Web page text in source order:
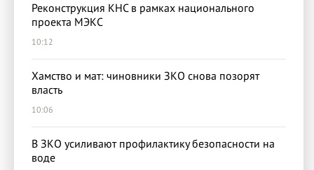
Реконструкция КНС в рамках национального
проекта МЭКС
10:12
Хамство и мат: чиновники ЗКО снова позорят
власть
10:06
В ЗКО усиливают профилактику безопасности на
воде